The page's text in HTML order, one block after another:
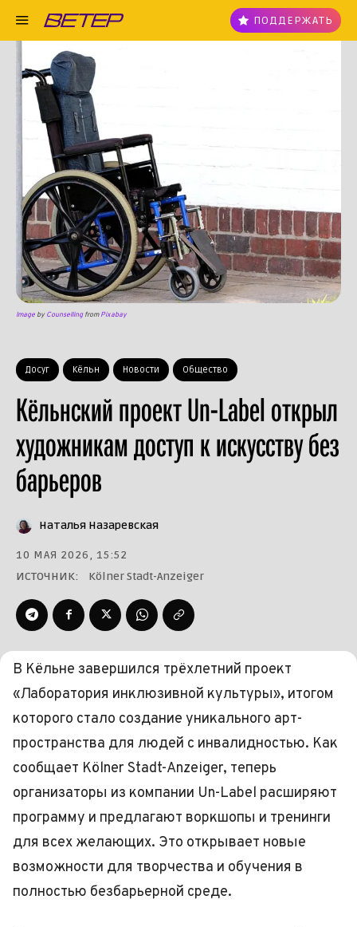
ПОДДЕРЖАТЬ
Досуг Кёльн Новости Общество
Кёльнский проект Un-Label открыл
художникам доступ к искусству без
барьеров
Image byCounsellingfromPixabay
Наталья Назаревская
10 МАЯ 2026, 15:52
ИСТОЧНИК:
Kölner Stadt-Anzeiger
В Кёльне завершился трёхлетний проект
«Лаборатория инклюзивной культуры», итогом
которого стало создание уникального арт-
пространства для людей с инвалидностью. Как
сообщает Kölner Stadt-Anzeiger, теперь
организаторы из компании Un-Label расширяют
программу и предлагают воркшопы и тренинги
для всех желающих. Это открывает новые
возможности для творчества и обучения в
полностью безбарьерной среде.